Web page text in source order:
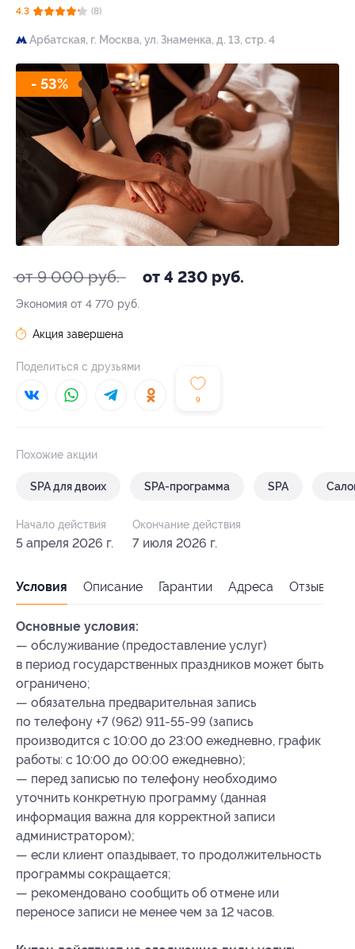
4.3 (8)
Арбатская, г. Москва, ул. Знаменка, д. 13, стр. 4
- 53%
от 9 000 руб. от 4 230 руб.
Экономия от 4 770 руб.
9
Акция завершена
Поделиться с друзьями
Похожие акции
SPA для двоих SPA-программа SPA
Начало действия
5 апреля 2026 г.
Окончание действия
7 июля 2026 г.
Условия Описание Гарантии Адреса Отзывы
Основные условия:
— обслуживание (предоставление услуг)
в период государственных праздников может быть
ограничено;
— обязательна предварительная запись
по телефону +7 (962) 911-55-99 (запись
производится с 10:00 до 23:00 ежедневно, график
работы: с 10:00 до 00:00 ежедневно);
— перед записью по телефону необходимо
уточнить конкретную программу (данная
информация важна для корректной записи
администратором);
— если клиент опаздывает, то продолжительность
программы сокращается;
— рекомендовано сообщить об отмене или
переносе записи не менее чем за 12 часов.